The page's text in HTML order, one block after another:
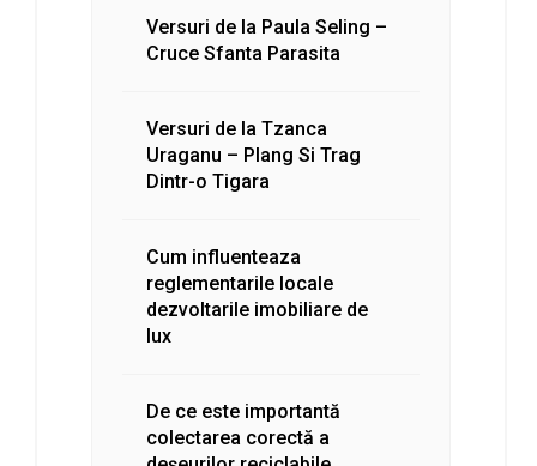
Versuri de la Paula Seling –
Cruce Sfanta Parasita
Versuri de la Tzanca
Uraganu – Plang Si Trag
Dintr-o Tigara
Cum influenteaza
reglementarile locale
dezvoltarile imobiliare de
lux
De ce este importantă
colectarea corectă a